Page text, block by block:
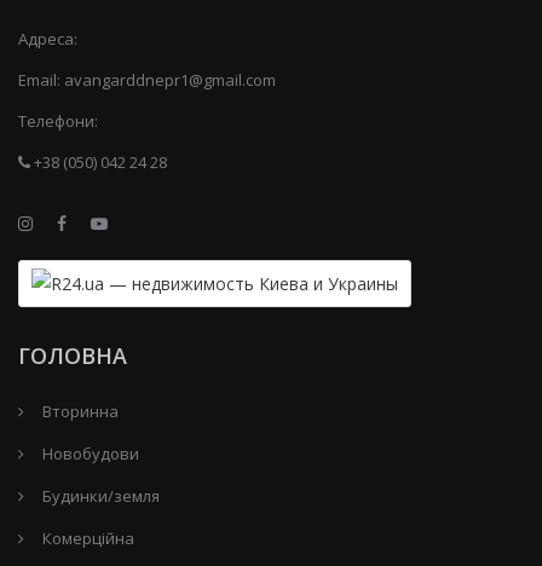
Адреса:
Email: avangarddnepr1@gmail.com
Телефони:
+38 (050) 042 24 28
ГОЛОВНА
Вторинна
Новобудови
Будинки/земля
Комерційна